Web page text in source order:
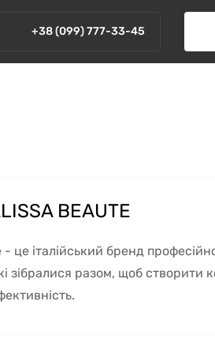
+38 (099) 777-33-45
BEAUTE
це італійський бренд
зібралися разом, щоб створити